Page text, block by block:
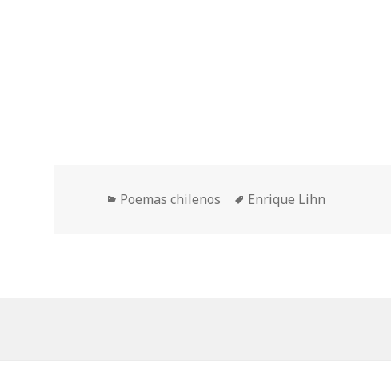
Categorías
Poemas chilenos Etiquetas
Enrique Lihn